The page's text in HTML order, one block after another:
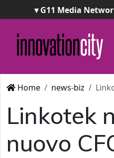
▾ G11 Media
ImpresaCity |
Awards
Italian Project
Awards
Home news-biz
Linkotek
nuovo